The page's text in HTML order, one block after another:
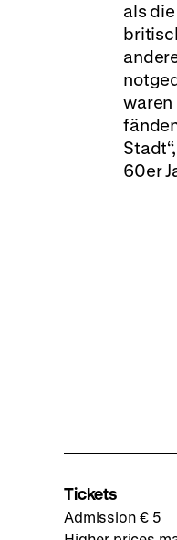
als
waren
60er
Tickets
Admission € 5